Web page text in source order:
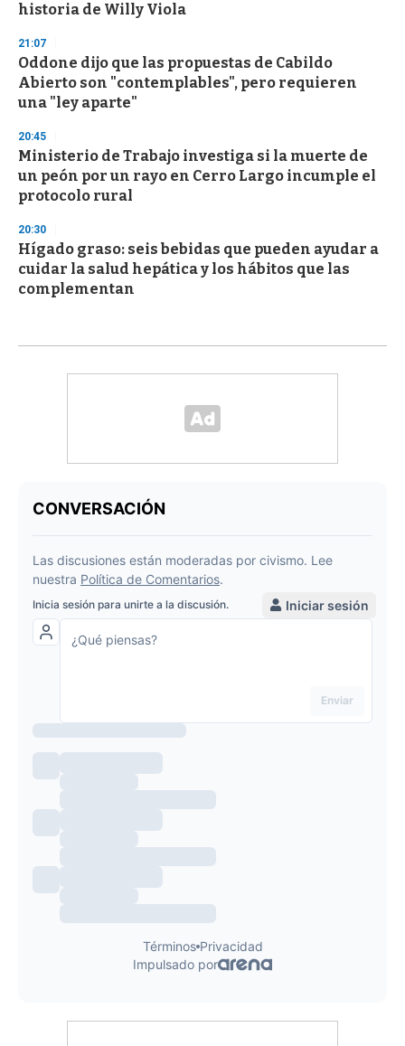
historia de Willy Viola
21:07
Oddone dijo que las propuestas de Cabildo
Abierto son "contemplables", pero requieren
una "ley aparte"
20:45
Ministerio de Trabajo investiga si la muerte de
un peón por un rayo en Cerro Largo incumple el
protocolo rural
20:30
Hígado graso: seis bebidas que pueden ayudar a
cuidar la salud hepática y los hábitos que las
complementan